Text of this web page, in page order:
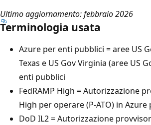
Ultimo aggiornamento: febbraio 2026
Terminologia usata
Azure per enti pubblici = aree US
Texas e US Gov Virginia (aree US
enti pubblici
FedRAMP High = Autorizzazione
High per operare (P-ATO) in
DoD IL2 = Autorizzazione